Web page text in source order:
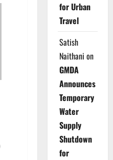
for Urban
Travel
Satish
Naithani on
GMDA
Announces
Temporary
Water
Supply
Shutdown
for